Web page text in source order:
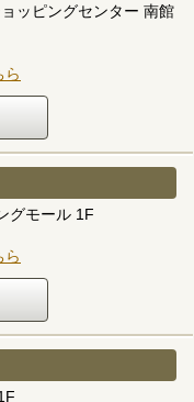
ッピングセンター 南館
ら
グモール 1F
ら